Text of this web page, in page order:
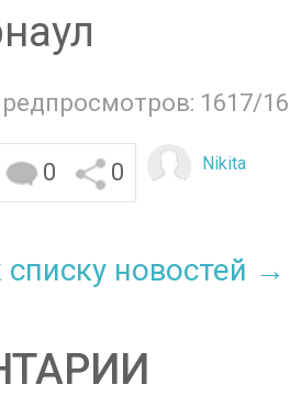
1617/
0 0 Nikita
списку новостей →